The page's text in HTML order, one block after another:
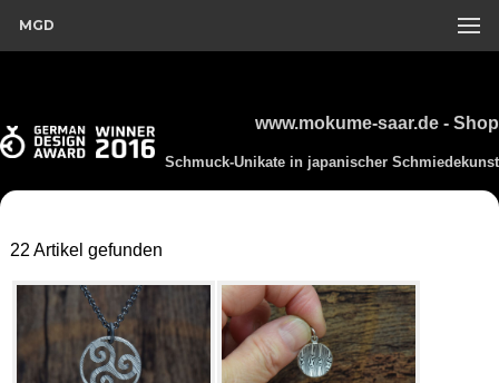
MGD
www.mokume-saar.de - Shop
Schmuck-Unikate in japanischer Schmiedekunst
22 Artikel gefunden